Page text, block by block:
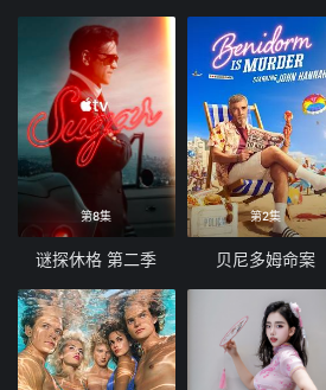
第8集
谜探休格 第二季
第2集
贝尼多姆命案